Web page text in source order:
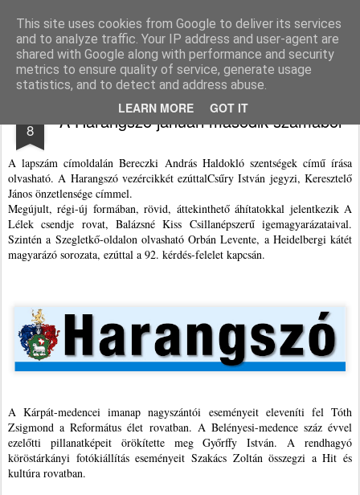
This site uses cookies from Google to deliver its services
and to analyze traffic. Your IP address and user-agent are
shared with Google along with performance and security
metrics to ensure quality of service, generate usage
statistics, and to detect and address abuse.
LEARN MORE GOT IT
Agnus blog
Pages
8 A Harangszó januári második számából
A lapszám címoldalán Bereczki András Haldokló szentségek című írása
olvasható. A Harangszó vezércikkét ezúttalCsűry István jegyzi, Keresztelő
János önzetlensége címmel.
Megújult, régi-új formában, rövid, áttekinthető áhítatokkal jelentkezik A
Lélek csendje rovat, Balázsné Kiss Csillanépszerű igemagyarázataival.
Szintén a Szegletkő-oldalon olvasható Orbán Levente, a Heidelbergi kátét
magyarázó sorozata, ezúttal a 92. kérdés-felelet kapcsán.
A Kárpát-medencei imanap nagyszántói eseményeit eleveníti fel Tóth
Zsigmond a Református élet rovatban. A Belényesi-medence száz évvel
ezelőtti pillanatképeit örökítette meg Győrffy István. A rendhagyó
köröstárkányi fotókiállítás eseményeit Szakács Zoltán összegzi a Hit és
kultúra rovatban.